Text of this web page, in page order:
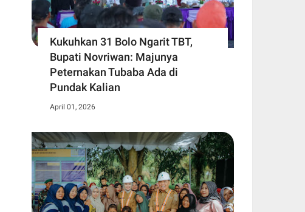
Kukuhkan 31 Bolo Ngarit TBT,
Bupati Novriwan: Majunya
Peternakan Tubaba Ada di
Pundak Kalian
April 01, 2026